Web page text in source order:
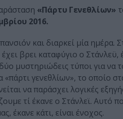
«Πάρτυ Γενεθλίων»
2016.
και διαρκεί μία ημέρα.
βρει καταφύγιο ο
μυστηριώδεις τύποι για να
γενεθλίων», το οποίο
να παράσχει λογικές
τί έκανε ο Στάνλεϊ. Αυτό
έκανε κάτι, είναι ένοχος.